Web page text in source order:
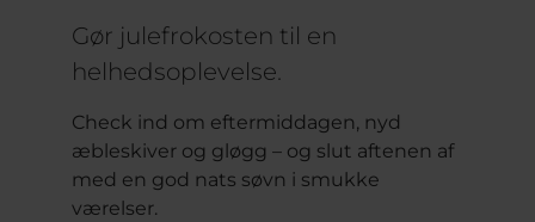
Gør julefrokosten til en
helhedsoplevelse.
Check ind om eftermiddagen, nyd
æbleskiver og gløgg – og slut aftenen af
med en god nats søvn i smukke
værelser.